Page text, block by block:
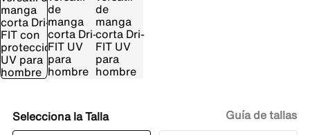
Talla Guía de tallas